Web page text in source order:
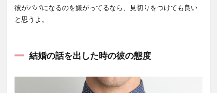
彼がパパになるのを嫌がってるなら、見切りをつけても良い
と思うよ。
結婚の話を出した時の彼の態度